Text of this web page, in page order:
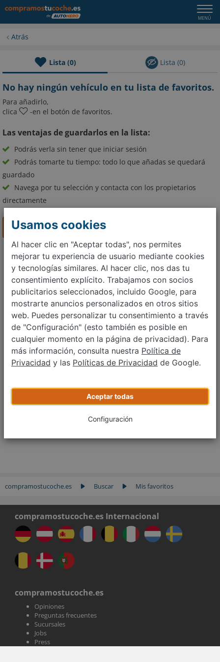
Atrás
Lista (0) Lista (0)
No hay ningún vehículo en tu lista de favoritos.
Para añadirlo,
clica
-en el botón de favoritos.
Las ventajas de guardarlos en la lista:
Podrás verla sin tener que iniciar sesión
Podrás tomarte tu tiempo: todo lo que añadas se quedará
guardado
Navega por tu selección y contacta con los propietarios
directamente
Encuentra anuncios
compramostucoche.es Buscar Mis favoritos
compramostucoche.es Internacional
compramostucoche.es
Opiniones
Preguntas frecuentes
Sucursales
Jobs
Press
Usamos cookies
Al hacer clic en "Aceptar todas", nos permites
mejorar tu experiencia de usuario mediante cookies
y tecnologías similares. Al hacer clic, nos das tu
consentimiento explícito. Trabajamos con socios
publicitarios seleccionados, incluido Google, para
mostrarte anuncios personalizados en otros sitios
web. Puedes personalizar tu consentimiento a través
de "Configuración" (esto también es posible en
cualquier momento en la página de privacidad). Para
más información, consulta nuestra Política de
Privacidad y las Políticas de Privacidad de Google.
Aceptar todas
Configuración